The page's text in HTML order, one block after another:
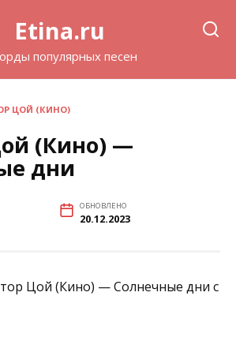
Etina.ru
популярных песен
ЦОЙ (КИНО)
(Кино) —
дни
ОБНОВЛЕНО
20.12.2023
Цой (Кино) — Солнечные дни с